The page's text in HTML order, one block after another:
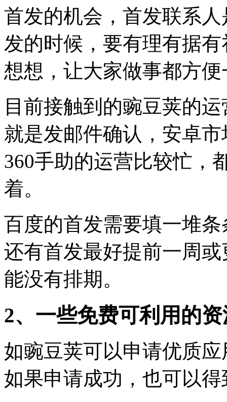
首发的机会，首发联系
发的时候，要有理有据
想想，让大家做事都方便
目前接触到的豌豆荚的
就是发邮件确认，安卓
360手助的运营比较忙，
着。
百度的首发需要填一堆
还有首发最好提前一周
能没有排期。
2、一些免费可利用的
如豌豆荚可以申请优质
如果申请成功，也可以